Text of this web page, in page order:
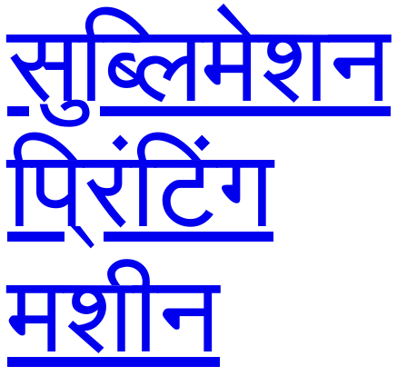
सुब्लिमेशन
प्रिंटिंग
मशीन